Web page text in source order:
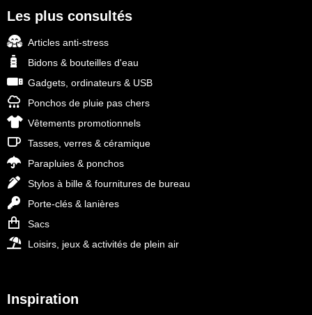
Les plus consultés
Articles anti-stress
Bidons & bouteilles d'eau
Gadgets, ordinateurs & USB
Ponchos de pluie pas chers
Vêtements promotionnels
Tasses, verres & céramique
Parapluies & ponchos
Stylos à bille & fournitures de bureau
Porte-clés & lanières
Sacs
Loisirs, jeux & activités de plein air
Inspiration